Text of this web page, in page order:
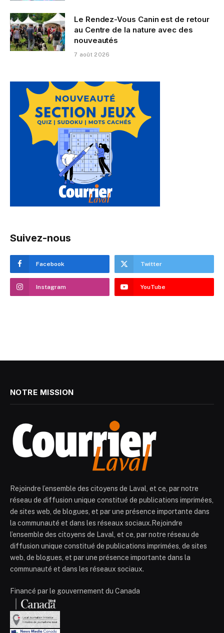
Le Rendez-Vous Canin est de retour
au Centre de la nature avec des
nouveautés
7 août 2026
Suivez-nous
Facebook Twitter
Instagram YouTube
NOTRE MISSION
Rejoindre l’ensemble des citoyens de Laval, et ce, par notre
réseau de diffusion unique constitué de publications imprimées,
de sites web, de blogues, et par une présence importante dans
la communauté et dans les réseaux sociaux.Rejoindre
l’ensemble des citoyens de Laval, et ce, par notre réseau de
diffusion unique constitué de publications imprimées, de sites
web, de blogues, et par une présence importante dans la
communauté et dans les réseaux sociaux.
Financé par le gouvernement du Canada